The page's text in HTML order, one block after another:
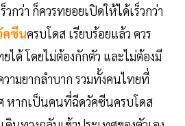
กว่า ก็ควรทยอยเปิดให้ได้เร็วกว่า
คซีนครบโดส เรียบร้อยแล้ว ควร
ได้ โดยไม่ต้องกักตัว และไม่ต้องมี
ามยากลำบาก รวมทั้งคนไทยที่
หากเป็นคนที่ฉีดวัคซีนครบโดส